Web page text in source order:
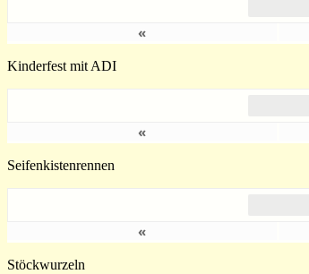
«
Kinderfest mit ADI
«
Seifenkistenrennen
«
Stöckwurzeln